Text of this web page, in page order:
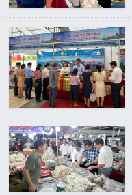
VĂN
BẢN
PHÁP
LÝ
Lĩnh
vực
TMĐT
Lĩnh
vực